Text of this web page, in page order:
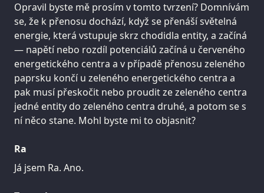
Opravil byste mě prosím v tomto tvrzení? Domnívám
se, že k přenosu dochází, když se přenáší světelná
energie, která vstupuje skrz chodidla entity, a začíná
— napětí nebo rozdíl potenciálů začíná u červeného
energetického centra a v případě přenosu zeleného
paprsku končí u zeleného energetického centra a
pak musí přeskočit nebo proudit ze zeleného centra
jedné entity do zeleného centra druhé, a potom se s
ní něco stane. Mohl byste mi to objasnit?
Ra
Já jsem Ra. Ano.